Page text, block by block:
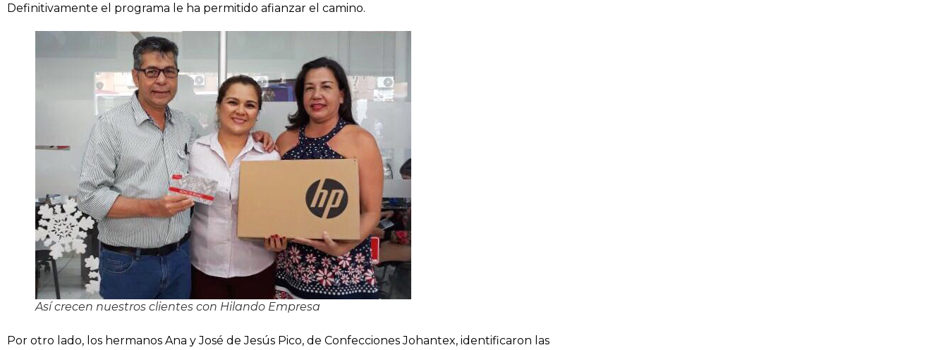
Definitivamente el programa le ha permitido afianzar el camino.
Así crecen nuestros clientes con Hilando Empresa
Por otro lado, los hermanos Ana y José de Jesús Pico, de Confecciones Johantex, identificaron las